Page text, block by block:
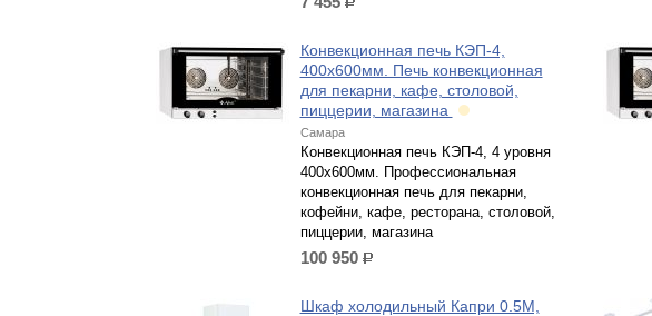
р.
Конвекционная печь КЭП-4,
400х600мм. Печь конвекционная
для пекарни, кафе, столовой,
пиццерии, магазина
Самара
Конвекционная печь КЭП-4, 4 уровня
400х600мм. Профессиональная
конвекционная печь для пекарни,
кофейни, кафе, ресторана, столовой,
пиццерии, магазина
100 950 р.
Шкаф холодильный Капри 0.5М,